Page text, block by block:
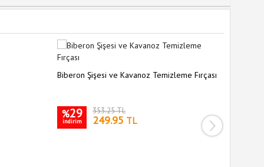
Biberon Şişesi ve Kavanoz Temizleme Fırçası
%29
indirim
353.25 TL
249.95 TL